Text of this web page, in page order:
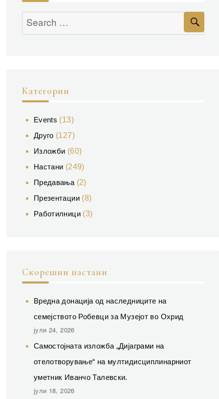
Категории
Events (13)
Друго (127)
Изложби (60)
Настани (249)
Предавања (2)
Презентации(8)
Работилници(3)
Скорешни настани
Вредна донација од наследниците на
семејството Робевци за Музејот во Охрид
јули 24, 2026
Самостојната изложба „Дијаграми на
отелотворување“ на мултидисциплинарниот
уметник Иванчо Талевски.
јули 18, 2026